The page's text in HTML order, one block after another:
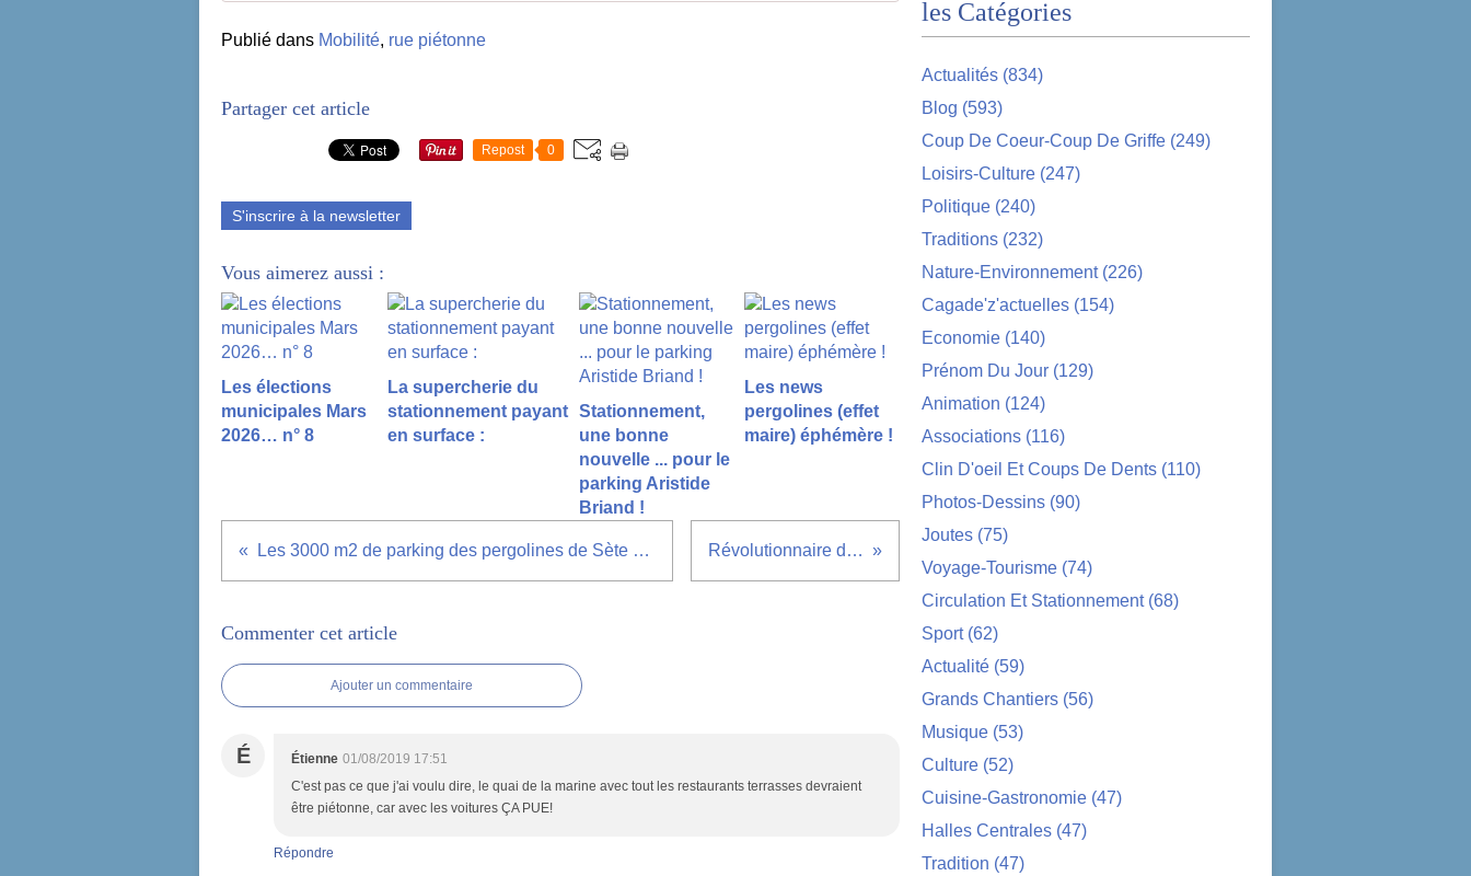
Publié dans Mobilité, rue piétonne
Partager cet article
Repost 0
S'inscrire à la newsletter
Vous aimerez aussi :
Les élections
municipales Mars
2026… n° 8
La supercherie du
stationnement payant
en surface :
Stationnement,
une bonne
nouvelle ... pour le
parking Aristide
Briand !
Les news
pergolines (effet
maire) éphémère !
Les 3000 m2 de parking des pergolines de Sète vont ils être mis en vente ? Révolutionnaire de pacotille ?
Commenter cet article
Ajouter un commentaire
É Étienne 01/08/2019 17:51
C'est pas ce que j'ai voulu dire, le quai de la marine avec tout les restaurants terrasses devraient
être piétonne, car avec les voitures ÇA PUE!
Répondre
les Catégories
Actualités (834)
Blog (593)
Coup De Coeur-Coup De Griffe (249)
Loisirs-Culture (247)
Politique (240)
Traditions (232)
Nature-Environnement(226)
Cagade'z'actuelles (154)
Economie (140)
Prénom Du Jour (129)
Animation (124)
Associations (116)
Clin D'oeil Et Coups De Dents (110)
Photos-Dessins (90)
Joutes (75)
Voyage-Tourisme (74)
Circulation Et Stationnement(68)
Sport(62)
Actualité (59)
Grands Chantiers (56)
Musique (53)
Culture (52)
Cuisine-Gastronomie (47)
Halles Centrales (47)
Tradition (47)